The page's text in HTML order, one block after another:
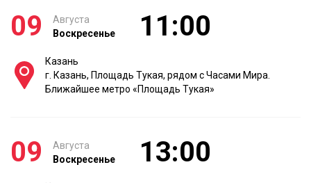
09
Августа
Воскресенье
11:00
Казань
г. Казань, Площадь Тукая, рядом с Часами Мира.
Ближайшее метро «Площадь Тукая»
09
Августа
Воскресенье
13:00